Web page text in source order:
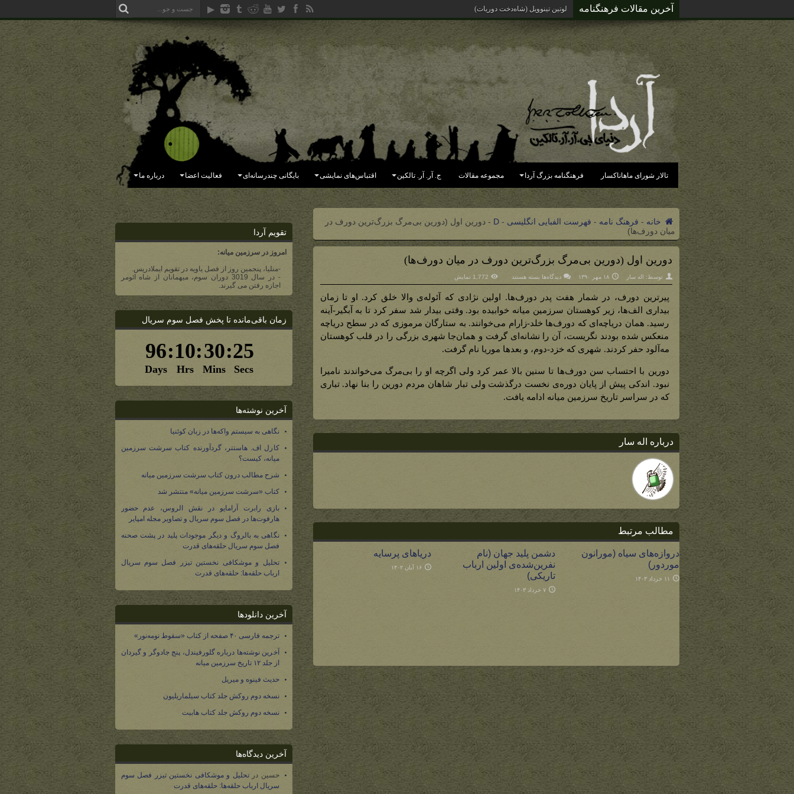
آخرین مقالات فرهنگنامه لوتین تینوویل (شاه‌دخت دوریات)
تالار شورای ماهاناکسار فرهنگنامه بزرگ آردا مجموعه مقالات ج. آر. آر. تالکین اقتباس‌های نمایشی بایگانی چندرسانه‌ای فعالیت اعضا درباره ما
خانه - فرهنگ نامه - فهرست الفبایی انگلیسی -
D
- دورین اول (دورین بی‌مرگ بزرگ‌ترین دورف در
میان دورف‌ها)
دورین اول (دورین بی‌مرگ بزرگ‌ترین دورف در میان دورف‌ها)
توسط: اله سار ۱۸ مهر ۱۳۹۰ دیدگاه‌ها برای
(دورین
بی‌مرگ
بزرگ‌ترین
دورف
در
میان
دورف‌ها)
بسته هستند 1,772 نمایش
پیرترین دورف، در شمار هفت پدر دورف‌ها. اولین نژادی که آئوله‌ی والا خلق کرد. او تا زمان
بیداری الف‌ها، زیر کوهستان سرزمین میانه خوابیده بود. وقتی بیدار شد سفر کرد تا به آبگیر-آینه
رسید. همان دریاچه‌ای که دورف‌ها خلد-زارام می‌خوانند. به ستارگان مرموزی که در سطح دریاچه
منعکس شده بودند نگریست، آن را نشانه‌ای گرفت و همان‌جا شهری بزرگی را در قلب کوهستان
مه‌آلود حفر کردند. شهری که خزد-دوم، و بعدها موریا نام گرفت.
دورین با احتساب سن دورف‌ها تا سنین بالا عمر کرد ولی اگرچه او را بی‌مرگ می‌خواندند نامیرا
نبود. اندکی پیش از پایان دوره‌ی نخست درگذشت ولی تبار شاهان مردم دورین را بنا نهاد. تباری
که در سراسر تاریخ سرزمین میانه ادامه یافت.
درباره اله سار
مطالب مرتبط
دروازه‌های سیاه (مورانون
موردور)
۱۱ خرداد ۱۴۰۳
دشمن پلید جهان (نام
نفرین‌شده‌ی اولین ارباب
تاریکی)
۷ خرداد ۱۴۰۳
دریاهای پرسایه
۱۶ آبان ۱۴۰۲
تقویم آردا
امروز در سرزمین میانه:
-منلیا، پنجمین روز از فصل یاویه در تقویم ایملادریس.
- در سال 3019 دوران سوم، میهمانان از شاه ائومر
اجازه رفتن می گیرند.
زمان باقی‌مانده تا پخش فصل سوم سریال
آخرین نوشته‌ها
نگاهی به سیستم واکه‌ها در زبان کوئنیا
کارل اف. هاستتر، گردآورنده کتاب سرشت سرزمین
میانه، کیست؟
شرح مطالب درون کتاب سرشت سرزمین میانه
کتاب «سرشت سرزمین میانه» منتشر شد
بازی رابرت آرامایو در نقش الروس، عدم حضور
هارفوت‌ها در فصل سوم سریال و تصاویر مجله امپایر
نگاهی به بالروگ و دیگر موجودات پلید در پشت صحنه
فصل سوم سریال حلقه‌های قدرت
تحلیل و موشکافی نخستین تیزر فصل سوم سریال
ارباب حلقه‌ها: حلقه‌های قدرت
آخرین دانلودها
ترجمه فارسی ۴۰ صفحه از کتاب «سقوط نومه‌نور»
آخرین نوشته‌ها درباره گلورفیندل، پنج جادوگر و گیردان
از جلد ۱۲ تاریخ سرزمین میانه
حدیث فینوه و میریل
نسخه دوم روکش جلد کتاب سیلماریلیون
نسخه دوم روکش جلد کتاب هابیت
آخرین دیدگاه‌ها
حسین درتحلیل و موشکافی نخستین تیزر فصل سوم
سریال ارباب حلقه‌ها: حلقه‌های قدرت